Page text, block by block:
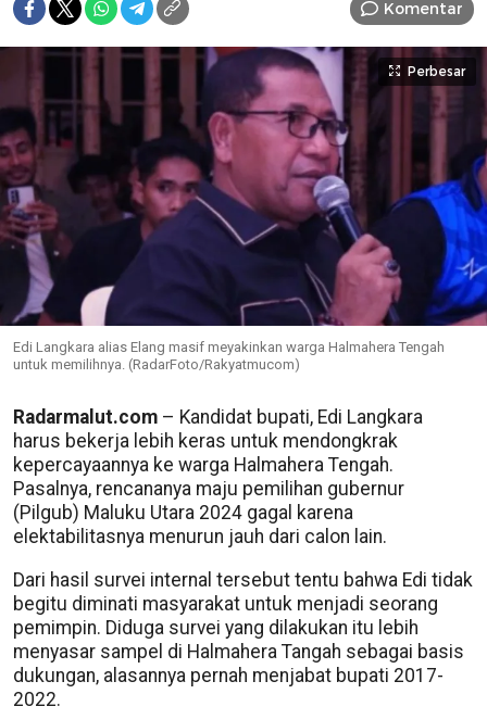
Komentar
Perbesar
Edi Langkara alias Elang masif meyakinkan warga Halmahera Tengah
untuk memilihnya. (RadarFoto/Rakyatmucom)
Radarmalut.com – Kandidat bupati, Edi Langkara
harus bekerja lebih keras untuk mendongkrak
kepercayaannya ke warga Halmahera Tengah.
Pasalnya, rencananya maju pemilihan gubernur
(Pilgub) Maluku Utara 2024 gagal karena
elektabilitasnya menurun jauh dari calon lain.
Dari hasil survei internal tersebut tentu bahwa Edi tidak
begitu diminati masyarakat untuk menjadi seorang
pemimpin. Diduga survei yang dilakukan itu lebih
menyasar sampel di Halmahera Tangah sebagai basis
dukungan, alasannya pernah menjabat bupati 2017-
2022.